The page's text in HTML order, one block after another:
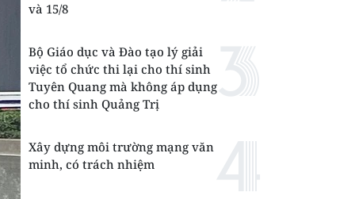
và 15/8
Bộ Giáo dục và Đào tạo lý giải
việc tổ chức thi lại cho thí sinh
Tuyên Quang mà không áp dụng
cho thí sinh Quảng Trị
Xây dựng môi trường mạng văn
minh, có trách nhiệm